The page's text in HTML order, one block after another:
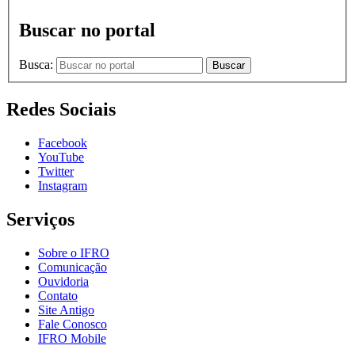
Buscar no portal
Busca: Buscar
Redes Sociais
Facebook
YouTube
Twitter
Instagram
Serviços
Sobre o IFRO
Comunicação
Ouvidoria
Contato
Site Antigo
Fale Conosco
IFRO Mobile